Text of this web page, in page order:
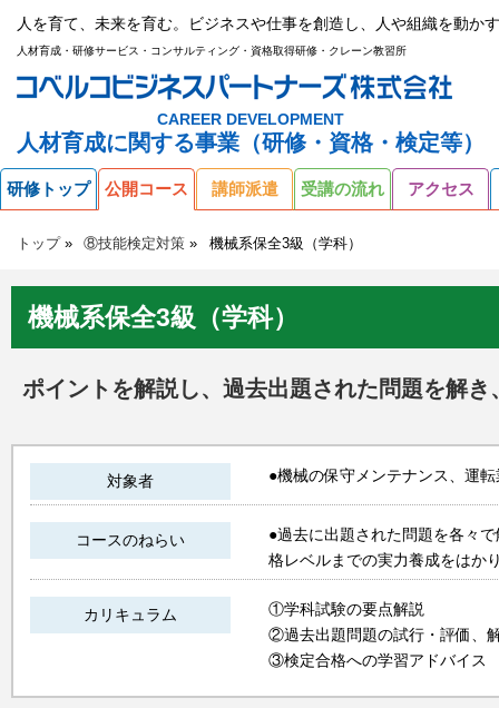
人を育て、未来を育む。ビジネスや仕事を創造し、人や組織を動か
人材育成・研修サービス・コンサルティング・資格取得研修・クレーン教習所
CAREER DEVELOPMENT
人材育成に関する事業（研修・資格・検定等）
研修トップ 公開コース 講師派遣 受講の流れ アクセス
トップ ⑧技能検定対策 機械系保全3級（学科）
機械系保全3級（学科）
ポイントを解説し、過去出題された問題を解き
対象者 ●機械の保守メンテナンス、運
コースのねらい
●過去に出題された問題を各々
格レベルまでの実力養成をはか
カリキュラム
①学科試験の要点解説
②過去出題問題の試行・評価、
③検定合格への学習アドバイス